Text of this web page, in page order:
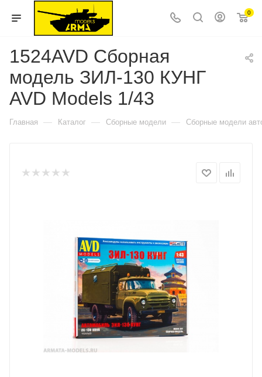
0
1524AVD Сборная
модель ЗИЛ-130 КУНГ
AVD Models 1/43
Главная — Каталог — Сборные модели — Сборные модели